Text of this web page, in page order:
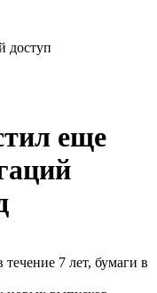
доступ
еще
7 лет, бумаги в